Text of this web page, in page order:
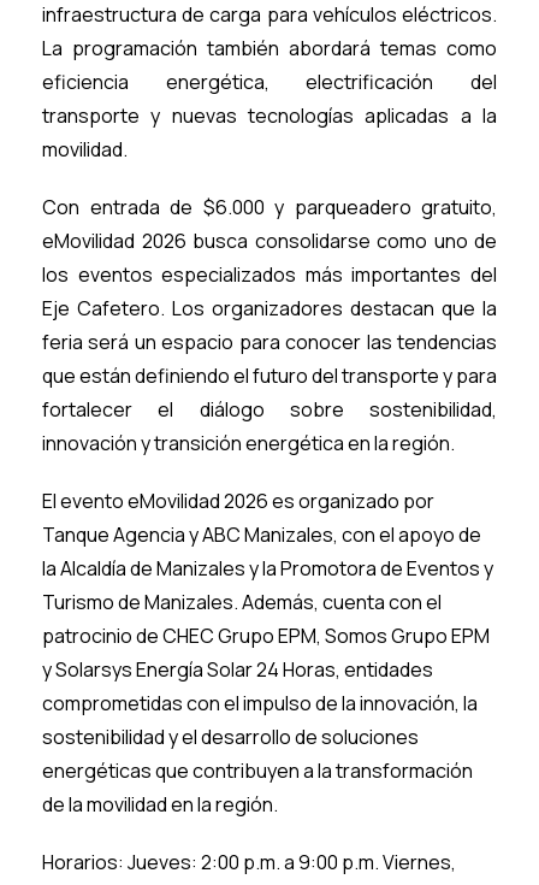
infraestructura de carga para vehículos eléctricos.
La programación también abordará temas como
eficiencia energética, electrificación del
transporte y nuevas tecnologías aplicadas a la
movilidad.
Con entrada de $6.000 y parqueadero gratuito,
eMovilidad 2026 busca consolidarse como uno de
los eventos especializados más importantes del
Eje Cafetero. Los organizadores destacan que la
feria será un espacio para conocer las tendencias
que están definiendo el futuro del transporte y para
fortalecer el diálogo sobre sostenibilidad,
innovación y transición energética en la región.
El evento eMovilidad 2026 es organizado por
Tanque Agencia y ABC Manizales, con el apoyo de
la Alcaldía de Manizales y la Promotora de Eventos y
Turismo de Manizales. Además, cuenta con el
patrocinio de CHEC Grupo EPM, Somos Grupo EPM
y Solarsys Energía Solar 24 Horas, entidades
comprometidas con el impulso de la innovación, la
sostenibilidad y el desarrollo de soluciones
energéticas que contribuyen a la transformación
de la movilidad en la región.
Horarios: Jueves: 2:00 p.m. a 9:00 p.m. Viernes,